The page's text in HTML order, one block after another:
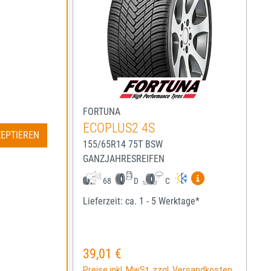
Mehr Informationen zum EU-Reifenlabel anzeigen
FORTUNA
ECOPLUS2 4S
155/65R14 75T BSW
GANZJAHRESREIFEN
68 D C
Mehr
Lieferzeit: ca. 1 - 5 Werktage*
Regulärer Preis:
39,01 €